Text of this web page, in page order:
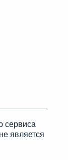
сервиса
является